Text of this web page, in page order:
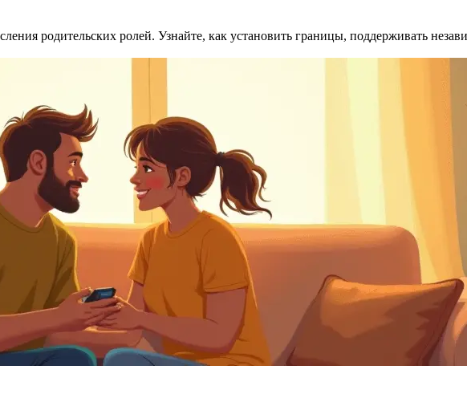
родительских ролей. Узнайте, как установить границы, поддерживать